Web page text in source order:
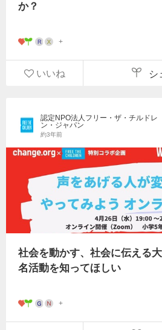
か？
いいね シ
認定NPO法人フリー・ザ・チルドレ
ン・ジャパン
約3年前
社会を動かす、社会に伝える
名活動を知ってほしい